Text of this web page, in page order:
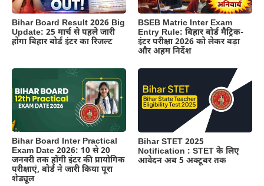
Bihar Board Result 2026 Big
Update: 25 मार्च से पहले जारी
होगा बिहार बोर्ड इंटर का रिजल्ट
BSEB Matric Inter Exam
Entry Rule: बिहार बोर्ड मैट्रिक-
इंटर परीक्षा 2026 को लेकर बड़ा
और अहम निर्देश
Bihar Board Inter Practical
Exam Date 2026: 10 से 20
जनवरी तक होंगी इंटर की प्रायोगिक
परीक्षाएं, बोर्ड ने जारी किया पूरा
शेड्यूल
Bihar STET 2025
Notification : STET के लिए
आवेदन अब 5 अक्टूबर तक